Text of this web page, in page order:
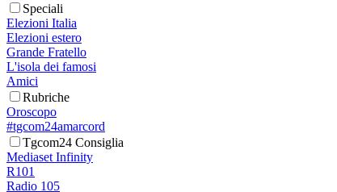
Speciali
Elezioni Italia
Elezioni estero
Grande Fratello
L'isola dei famosi
Amici
Rubriche
Oroscopo
#tgcom24amarcord
Tgcom24 Consiglia
Mediaset Infinity
R101
Radio 105